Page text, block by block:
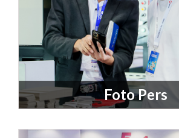
Foto Pers